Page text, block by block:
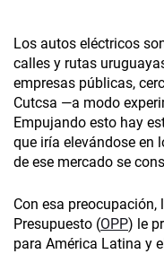
Los autos eléctricos
calles y rutas
empresas públicas,
Cutcsa —a modo
Empujando esto hay
que iría elevándose en
de ese mercado se
Con esa
Presupuesto (OPP) le
para América Latina y